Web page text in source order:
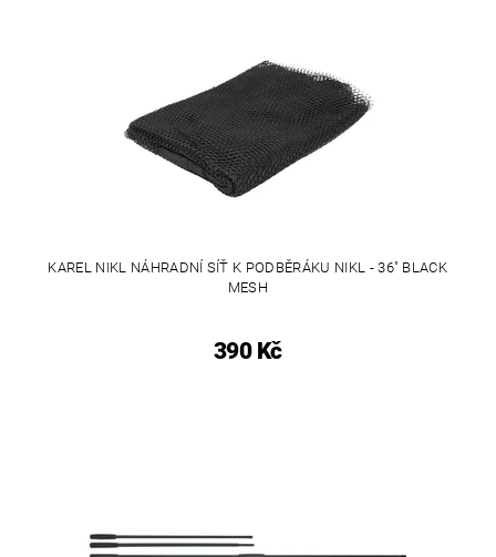
KAREL NIKL NÁHRADNÍ SÍŤ K PODBĚRÁKU NIKL - 36" BLACK
MESH
390 Kč